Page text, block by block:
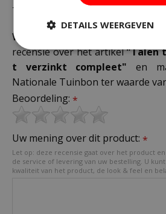
Tuinkrabber 3 t verzinkt
Wij zijn benieuwd naar uw
recensie over het artikel"Talen
t verzinkt compleet" en
Nationale Tuinbon ter waarde
Beoordeling: *
Uw mening over dit product: *
Let op: deze recensie gaat over het product
de service of levering van uw bestelling. U
kwaliteit van het product, de look & feel en
DETAILS WEERGEVEN